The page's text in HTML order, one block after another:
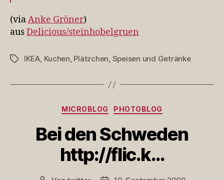
(viaAnke Gröner)
ausDelicious/steinhobelgruen
Schlagwörter
IKEA, Kuchen, Plätzchen, Speisen und Getränke
Kategorien
MICROBLOG PHOTOBLOG
Bei den Schweden
http://flic.k…